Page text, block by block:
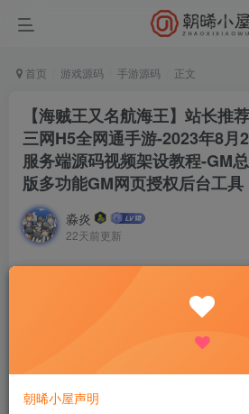
首页 游戏源码 手游源码 正文
【海贼王又名航海王】站长推
三网H5全网通手游-2023年8月
服务端源码视频架设教程-GM
版多功能GM网页授权后台工具
淼炎
22天前更新
此内容为付费资源，请付费后查看
R9.9 R18.8
普通会员
朝晞小屋声明